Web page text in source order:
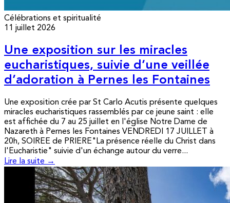
Célébrations et spiritualité
11 juillet 2026
Une exposition sur les miracles
eucharistiques, suivie d’une veillée
d’adoration à Pernes les Fontaines
Une exposition crée par St Carlo Acutis présente quelques
miracles eucharistiques rassemblés par ce jeune saint : elle
est affichée du 7 au 25 juillet en l'église Notre Dame de
Nazareth à Pernes les Fontaines VENDREDI 17 JUILLET à
20h, SOIREE de PRIERE"La présence réelle du Christ dans
l'Eucharistie" suivie d'un échange autour du verre...
Lire la suite →